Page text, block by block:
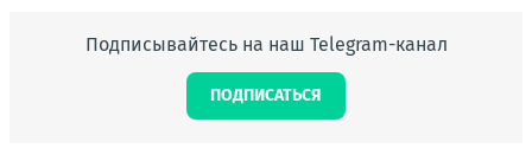
Подписывайтесь на наш Telegram-канал
ПОДПИСАТЬСЯ